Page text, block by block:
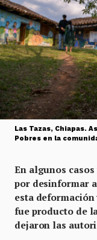
Las Tazas, Chiapas.
Pobres en la
En algunos
por desinformar
esta
fue producto de
dejaron las